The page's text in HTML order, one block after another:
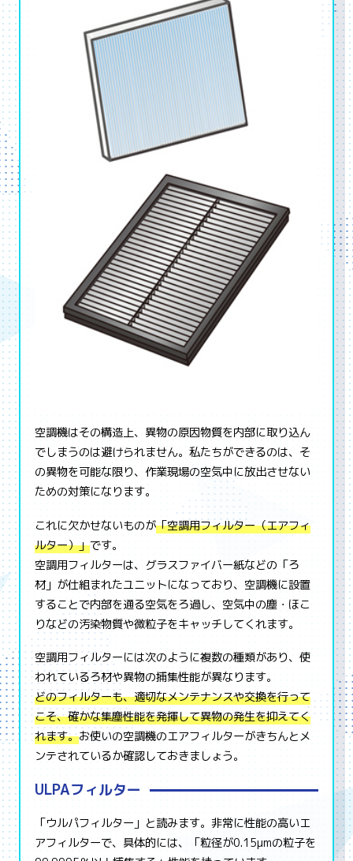
空調機はその構造上、異物の原因物質を内部に取り込ん
でしまうのは避けられません。私たちができるのは、そ
の異物を可能な限り、作業現場の空気中に放出させない
ための対策になります。
これに欠かせないものが「空調用フィルター（エアフィ
ルター）」です。
空調用フィルターは、グラスファイバー紙などの「ろ
材」が仕組まれたユニットになっており、空調機に設置
することで内部を通る空気をろ過し、空気中の塵・ほこ
りなどの汚染物質や微粒子をキャッチしてくれます。
空調用フィルターには次のように複数の種類があり、使
われているろ材や異物の捕集性能が異なります。
どのフィルターも、適切なメンテナンスや交換を行って
こそ、確かな集塵性能を発揮して異物の発生を抑えてく
れます。お使いの空調機のエアフィルターがきちんとメ
ンテされているか確認しておきましょう。
ULPAフィルター
「ウルパフィルター」と読みます。非常に性能の高いエ
アフィルターで、具体的には、「粒径が0.15µmの粒子を